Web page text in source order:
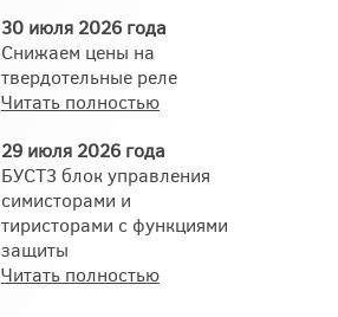
30 июля 2026 года
Снижаем цены на
твердотельные реле
Читать полностью
29 июля 2026 года
БУСТ3 блок управления
симисторами и
тиристорами с функциями
защиты
Читать полностью